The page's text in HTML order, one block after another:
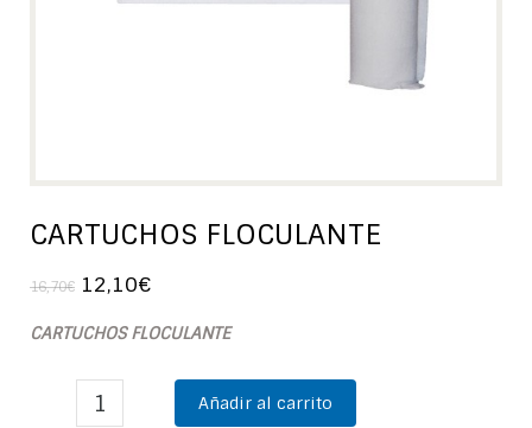
CARTUCHOS FLOCULANTE
16,70€ 12,10€
CARTUCHOS FLOCULANTE
Añadir al carrito